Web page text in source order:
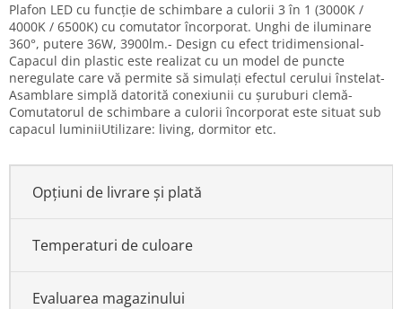
Plafon LED cu funcție de schimbare a culorii 3 în 1 (3000K /
4000K / 6500K) cu comutator încorporat. Unghi de iluminare
360°, putere 36W, 3900lm.- Design cu efect tridimensional-
Capacul din plastic este realizat cu un model de puncte
neregulate care vă permite să simulați efectul cerului înstelat-
Asamblare simplă datorită conexiunii cu șuruburi clemă-
Comutatorul de schimbare a culorii încorporat este situat sub
capacul luminiiUtilizare: living, dormitor etc.
Opțiuni de livrare și plată
Temperaturi de culoare
Evaluarea magazinului